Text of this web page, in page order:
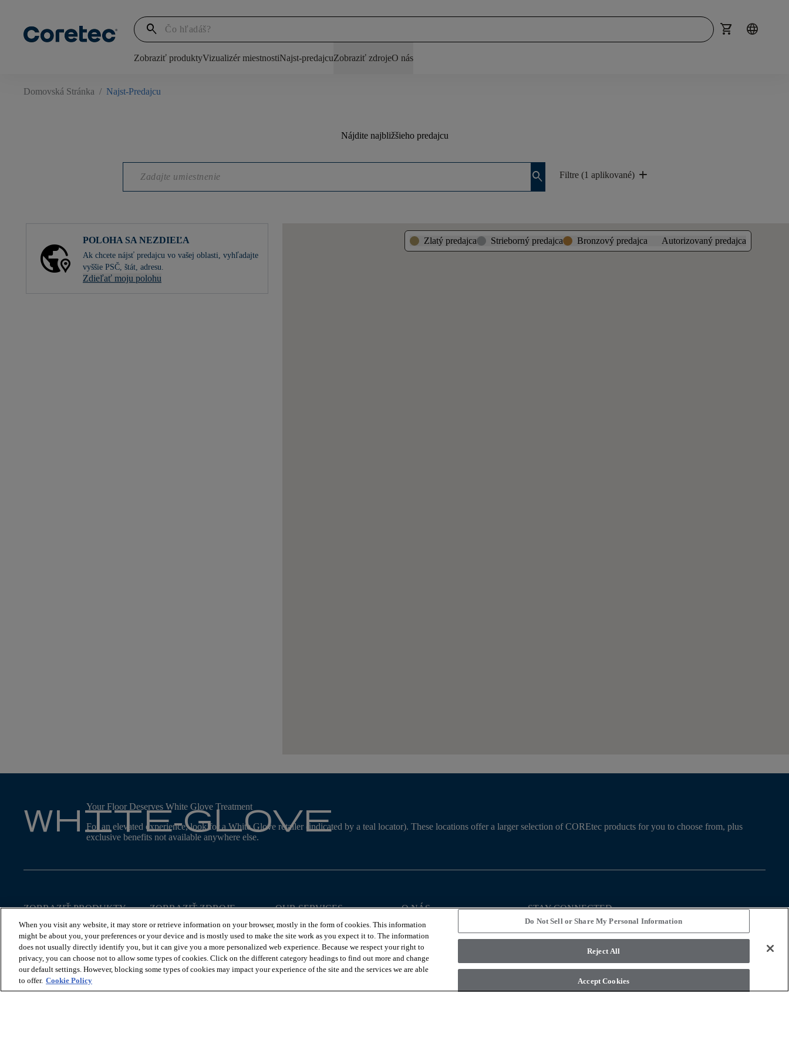
search shopping_cart language
Zobraziť produktyVizualizér miestnostiNajst-predajcuZobraziť zdrojeO nás
Domovská Stránka / Najst-Predajcu
Nájdite najbližšieho predajcu
search Filtre (1 aplikované) add
POLOHA SA NEZDIEĽA
Ak chcete nájsť predajcu vo vašej oblasti, vyhľadajte
vyššie PSČ, štát, adresu.
Zdieľať moju polohu
Zlatý predajca Strieborný predajca Bronzový predajca Autorizovaný predajca
white-glove
Your Floor Deserves White Glove Treatment
For an elevated experience, look for a White Glove retailer (indicated by a teal locator). These locations offer a larger selection of COREtec products for you to choose from, plus
exclusive benefits not available anywhere else.
ZOBRAZIŤ PRODUKTY
kosti
Pozrite si police
Pozri dlaždice
Objavte naše kolekcie
Schodisko
Pozrite si všetky poschodia
ZOBRAZIŤ ZDROJE
Údržba
Informácie o záruke
Najčastejšie otázky
OUR SERVICES
Najst-predajcu
O NÁS
Kontaktujte nás
Náš príbeh
Udržateľnosť
STAY CONNECTED
When you visit any website, it may store or retrieve information on your browser, mostly in the form of cookies. This information
might be about you, your preferences or your device and is mostly used to make the site work as you expect it to. The information
does not usually directly identify you, but it can give you a more personalized web experience. Because we respect your right to
privacy, you can choose not to allow some types of cookies. Click on the different category headings to find out more and change
our default settings. However, blocking some types of cookies may impact your experience of the site and the services we are able
to offer. Cookie Policy
Do Not Sell or Share My Personal Information
Reject All
Accept Cookies